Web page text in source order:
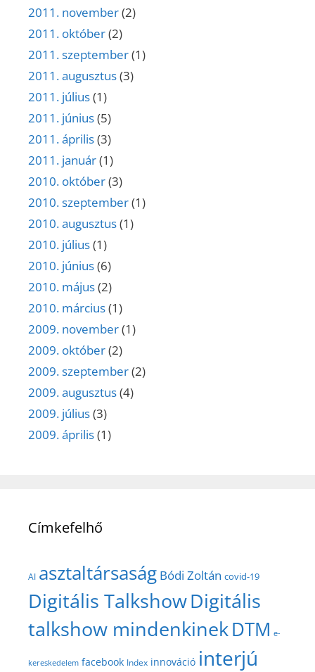
2011. november(2)
2011. október(2)
2011. szeptember(1)
2011. augusztus(3)
2011. július(1)
2011. június(5)
2011. április(3)
2011. január(1)
2010. október(3)
2010. szeptember(1)
2010. augusztus(1)
2010. július(1)
2010. június(6)
2010. május(2)
2010. március(1)
2009. november(1)
2009. október(2)
2009. szeptember(2)
2009. augusztus(4)
2009. július(3)
2009. április(1)
Címkefelhő
AI asztaltársaság Bódi Zoltán covid-19
Digitális TalkshowDigitális
talkshow mindenkinekDTM e-
kereskedelem facebook Index innováció interjú